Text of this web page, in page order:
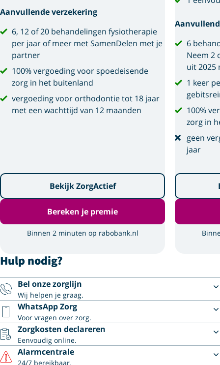
Aanvullende verzekering
6, 12 of 20 behandelingen fysiotherapie
per jaar of meer met SamenDelen met je
partner
100% vergoeding voor spoedeisende
zorg in het buitenland
vergoeding voor orthodontie tot 18 jaar
met een wachttijd van 12 maanden
Bekijk ZorgActief
Bereken je premie
Binnen 2 minuten op rabobank.nl
6
Neem 2
uit 2025
1 keer
100%
zorg in
geen
jaar
Hulp nodig?
Bel onze zorglijn
Wij helpen je graag.
WhatsApp Zorg
Voor vragen over zorg.
Zorgkosten declareren
Eenvoudig online.
Alarmcentrale
24/7 bereikbaar.